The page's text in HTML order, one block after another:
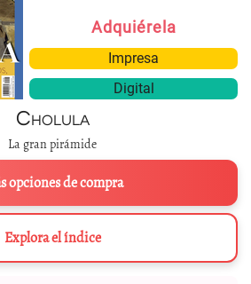
Adquiérela
Impresa
Digital
Cholula
La gran pirámide
opciones de compra
Explora el índice